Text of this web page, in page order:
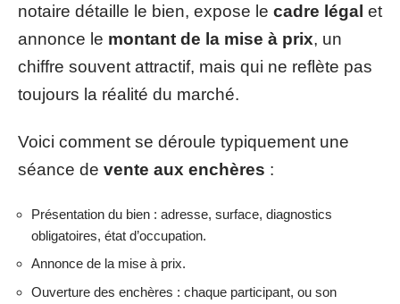
notaire détaille le bien, expose le cadre légal et
annonce le montant de la mise à prix, un
chiffre souvent attractif, mais qui ne reflète pas
toujours la réalité du marché.
Voici comment se déroule typiquement une
séance de vente aux enchères :
Présentation du bien : adresse, surface, diagnostics
obligatoires, état d’occupation.
Annonce de la mise à prix.
Ouverture des enchères : chaque participant, ou son